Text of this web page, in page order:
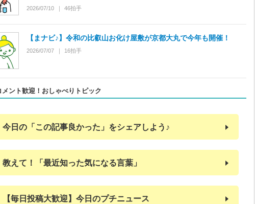
2026/07/10 46拍手
【まナビ♪】令和の比叡山お化け屋敷が京都大丸で今年も開催！
2026/07/07 16拍手
メント歓迎！おしゃべりトピック
今日の「この記事良かった」をシェアしよう♪
教えて！「最近知った気になる言葉」
【毎日投稿大歓迎】今日のプチニュース